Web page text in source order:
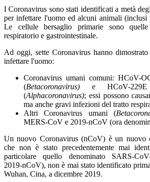
I Coronavirus sono stati identificati a metà
per infettare l'uomo ed alcuni animali (inclusi
Le cellule bersaglio primarie sono
respiratorio e gastrointestinale.
Ad oggi, sette Coronavirus hanno
infettare l'uomo:
Coronavirus umani comuni: HCoV-
(Betacoronavirus) e HCoV-
(Alphacoronavirus); essi possono
ma anche gravi infezioni del tratto
Altri Coronavirus umani (
MERS-CoV e 2019-nCoV (ora
Un nuovo Coronavirus (nCoV) è un nuovo
che non è stato precedentemente mai
particolare quello denominato SARS-
2019-nCoV), non è mai stato identificato
Wuhan, Cina, a dicembre 2019.